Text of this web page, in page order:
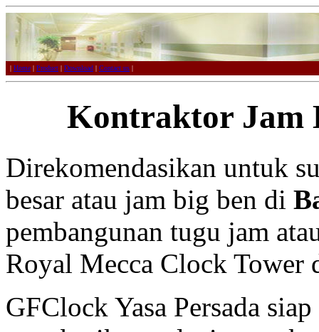
| Home | Product | Download | Contact us |
Kontraktor Jam
Direkomendasikan untuk
besar atau jam big ben di
pembangunan tugu jam
Royal Mecca Clock Tower
GFClock Yasa Persada